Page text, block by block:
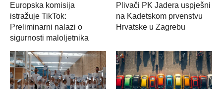
Europska komisija
istražuje TikTok:
Preliminarni nalazi o
sigurnosti maloljetnika
Plivači PK Jadera uspješni
na Kadetskom prvenstvu
Hrvatske u Zagrebu